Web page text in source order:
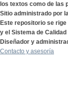
los textos como de las
Sitio administrado por
Este repositorio se
y el Sistema de
Diseñador y
Contacto y asesoría